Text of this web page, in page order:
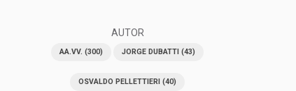
AUTOR
AA.VV. (300) JORGE DUBATTI (43)
OSVALDO PELLETTIERI (40)